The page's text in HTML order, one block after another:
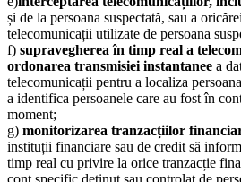
și de la persoana suspectată, sau a
telecomunicații utilizate de persoana
f) supravegherea în timp real a
ordonarea transmisiei instantanee a
telecomunicații pentru a localiza
a identifica persoanele care au fost în
moment;
g) monitorizarea tranzacțiilor
instituții financiare sau de credit să
timp real cu privire la orice tranzacție
cont specific deținut sau controlat de